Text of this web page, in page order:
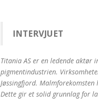
INTERVJUET
Titania AS er en ledende aktør
pigmentindustrien.
Jøssingfjord.
Dette gir et solid grunnlag for